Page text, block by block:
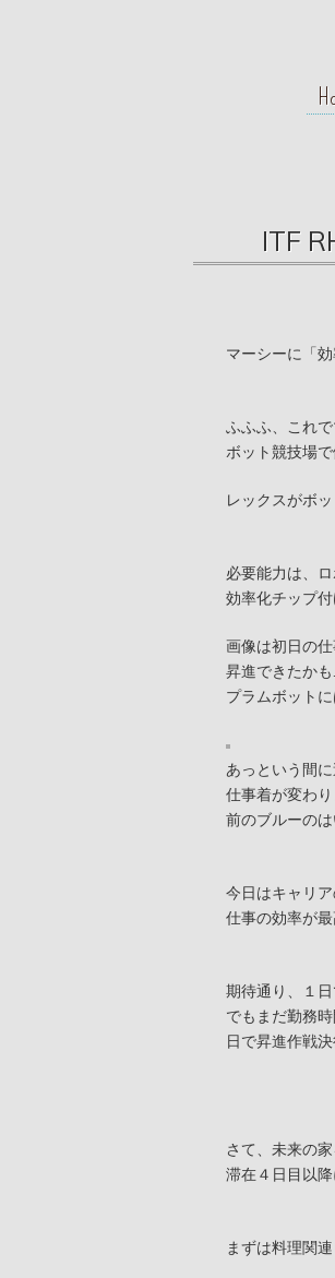
ITF
マーシーに「
ふふふ、これ
ボット競技場
レックスがボ
必要能力は、
効率化チップ
画像は初日の
昇進できたかも
プラムボット
あっという間
仕事着が変わり
前のブルーの
今日はキャリ
仕事の効率が最
期待通り、１
でもまだ勤務
日で昇進作戦
さて、未来の
滞在４日目以
まずは料理関連